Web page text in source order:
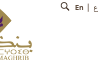
En ع